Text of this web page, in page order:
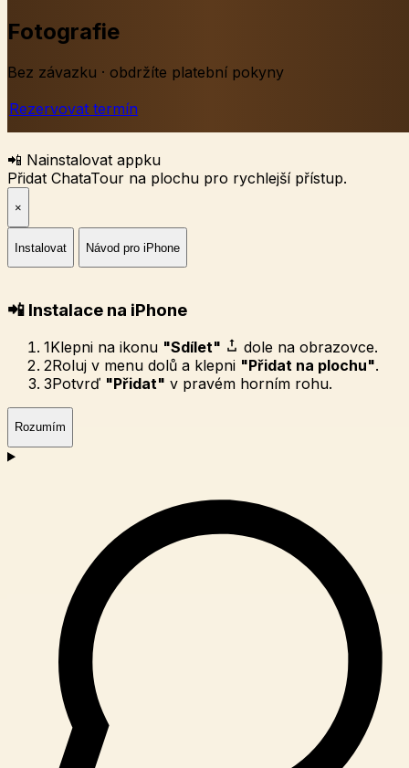
Fotografie
Bez závazku · obdržíte platební pokyny
Rezervovat termín
📲 Nainstalovat appku
Přidat ChataTour na plochu pro rychlejší přístup.
×
Instalovat Návod pro iPhone
📲 Instalace na iPhone
1Klepni na ikonu "Sdílet"
dole na obrazovce.
2Roluj v menu dolů a klepni "Přidat na plochu".
3Potvrď "Přidat" v pravém horním rohu.
Rozumím